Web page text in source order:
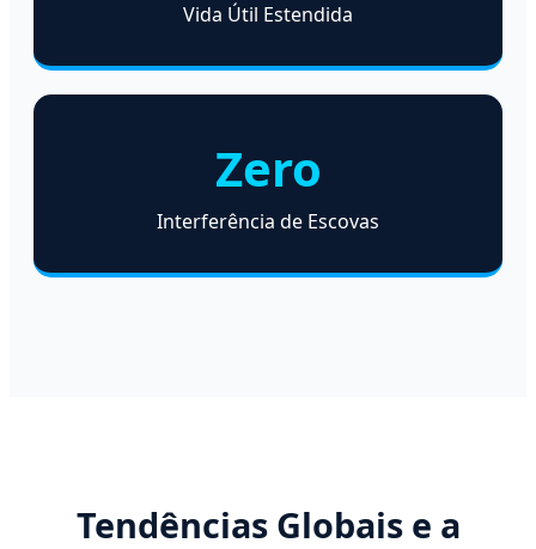
Vida Útil Estendida
Zero
Interferência de Escovas
Tendências Globais e a